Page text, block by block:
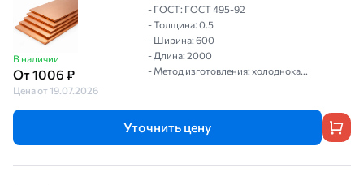
В наличии
От 1006 ₽
Цена от 19.07.2026
- ГОСТ: ГОСТ 495-92
- Толщина: 0.5
- Ширина: 600
- Длина: 2000
- Метод изготовления: холоднока...
Уточнить цену